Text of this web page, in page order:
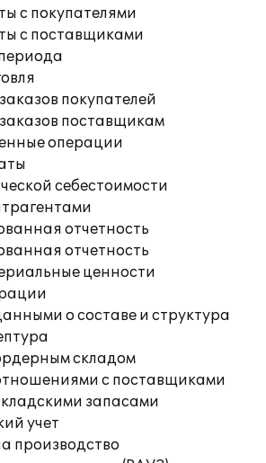
с покупателями
с поставщиками
покупателей
поставщикам
операции
себестоимости
отчетность
отчетность
ценности
о составе и структура
складом
с поставщиками
запасами
учет
производство